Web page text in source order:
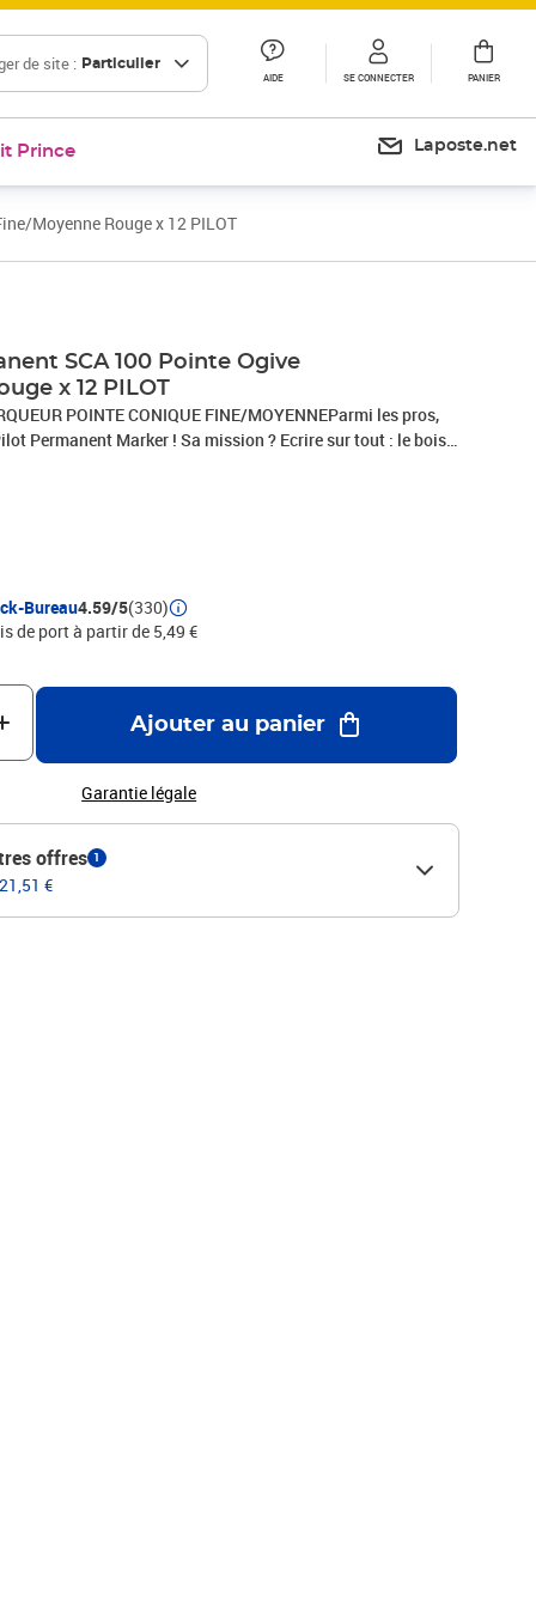
de site : Particulier
AIDE SE CONNECTER PANIER
Prince Laposte.net
Moyenne Rouge x 12 PILOT
SCA 100 Pointe Ogive
x 12 PILOT
POINTE CONIQUE FINE/MOYENNEParmi les pros,
Permanent Marker ! Sa mission ? Ecrire sur tout : le bois,
Son plus ? Résister à tout : l’eau, la lumière, le
en 4 couleurs et 2 versions, le Permanent Marker
Pilot Permanent Marker a le profil du pro qu’on aime
jours : sérieux, fiable et toujours partant pour relever les
Bureau4.59/5(330)
de port à partir de 5,49 €
Ajouter au panier
Garantie légale
offres 1
€